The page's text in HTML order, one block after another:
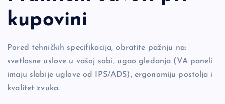
kupovini
Pored tehničkih specifikacija, obratite pažnju na:
svetlosne uslove u vašoj sobi, ugao gledanja (VA paneli
imaju slabije uglove od IPS/ADS), ergonomiju postolja i
kvalitet zvuka.